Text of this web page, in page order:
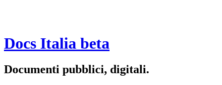
Docs Italia beta
Documenti pubblici, digitali.